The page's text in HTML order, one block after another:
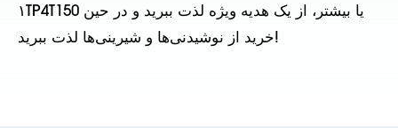
۱TP4T150 یا بیشتر، از یک هدیه ویژه لذت ببرید و در حین
خرید از نوشیدنی‌ها و شیرینی‌ها لذت ببرید!